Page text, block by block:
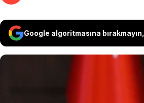
Google algoritmasına